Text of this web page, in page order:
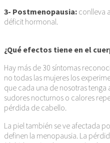
3- Postmenopausia: conlleva
déficit hormonal.
¿Qué efectos tiene en el
Hay más de 30 síntomas
no todas las mujeres los
que cada una de nosotras
sudores nocturnos o calores
pérdida de cabello.
La piel también se ve afectada
definen la menopausia. La